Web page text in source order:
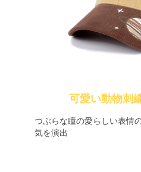
可愛い動物刺
つぶらな瞳の愛らしい表情
気を演出